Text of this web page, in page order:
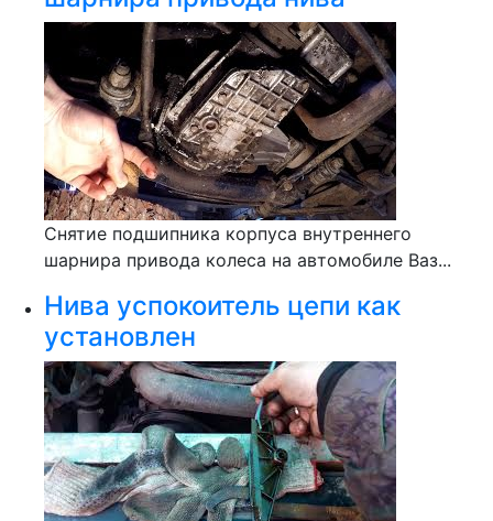
Снятие подшипника корпуса внутреннего
шарнира привода колеса на автомобиле Ваз...
Нива успокоитель цепи как
установлен